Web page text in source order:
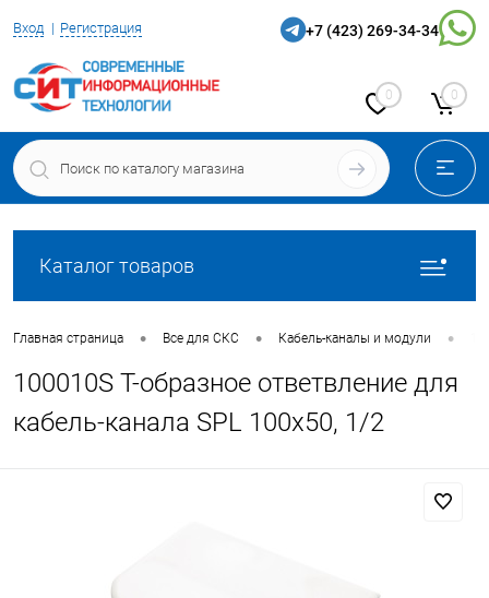
Вход Регистрация +7 (423) 269-34-34
0 0
Каталог товаров
Главная страница • Все для СКС • Кабель-каналы и модули •
100010S Т-образное ответвление для
кабель-канала SPL 100х50, 1/2